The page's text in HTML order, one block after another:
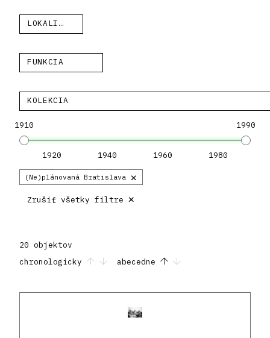
LOKALITA
FUNKCIA
KOLEKCIA
1910 1990
1920 1940 1960 1980
(Ne)plánovaná Bratislava ×
Zrušiť všetky filtre ×
20 objektov
chronologicky
abecedne